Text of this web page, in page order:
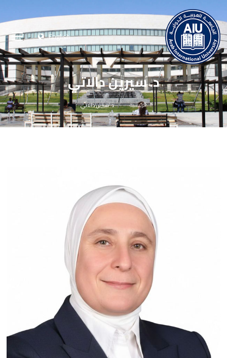
English
د. سيرين دالاتي
الرئيسية د. سيرين دالاتي